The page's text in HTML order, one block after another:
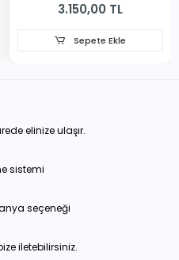
3.150,00 TL
Sepete Ekle
elinize ulaşır.
sistemi
seçeneği
iletebilirsiniz.